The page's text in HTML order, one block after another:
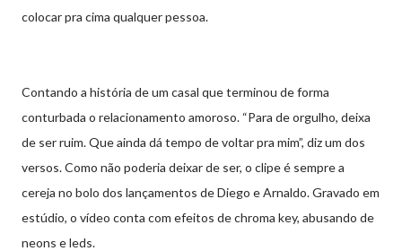
colocar pra cima qualquer pessoa.
Contando a história de um casal que terminou de forma
conturbada o relacionamento amoroso. “Para de orgulho, deixa
de ser ruim. Que ainda dá tempo de voltar pra mim”, diz um dos
versos. Como não poderia deixar de ser, o clipe é sempre a
cereja no bolo dos lançamentos de Diego e Arnaldo. Gravado em
estúdio, o vídeo conta com efeitos de chroma key, abusando de
neons e leds.